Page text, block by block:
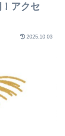
アクセ
2025.10.03